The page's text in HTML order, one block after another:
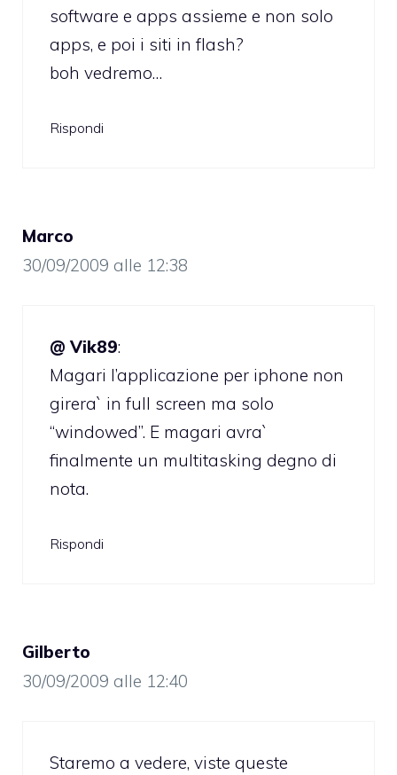
software e apps assieme e non solo
apps, e poi i siti in flash?
boh vedremo…
Rispondi
Marco
30/09/2009 alle 12:38
@ Vik89:
Magari l’applicazione per iphone non
girera` in full screen ma solo
“windowed”. E magari avra`
finalmente un multitasking degno di
nota.
Rispondi
Gilberto
30/09/2009 alle 12:40
Staremo a vedere, viste queste